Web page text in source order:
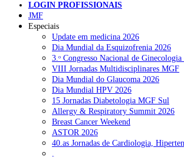
RECENTES
Quase 11.900 jovens recorreram aos
ULS de Coimbra estreia cirurgia
Enfermeiros exigem esclarecimentos sobre
LOGIN PROFISSIONAIS
JMF
Especiais
Update em medicina 2026
Dia Mundial da Esquizofrenia 2026
3.ᵒ Congresso Nacional de
VIII Jornadas Multidisciplinares MGF
Dia Mundial do Glaucoma 2026
Dia Mundial HPV 2026
15 Jornadas Diabetologia MGF Sul
Allergy & Respiratory Summit 2026
Breast Cancer Weekend
ASTOR 2026
40.as Jornadas de Cardiologia,
.